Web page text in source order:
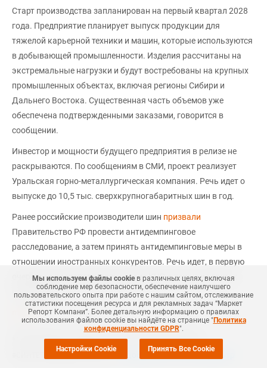
Старт производства запланирован на первый квартал 2028
года. Предприятие планирует выпуск продукции для
тяжелой карьерной техники и машин, которые используются
в добывающей промышленности. Изделия рассчитаны на
экстремальные нагрузки и будут востребованы на крупных
промышленных объектах, включая регионы Сибири и
Дальнего Востока. Существенная часть объемов уже
обеспечена подтвержденными заказами, говорится в
сообщении.
Инвестор и мощности будущего предприятия в релизе не
раскрываются. По сообщениям в СМИ, проект реализует
Уральская горно-металлургическая компания. Речь идет о
выпуске до 10,5 тыс. сверхкрупногабаритных шин в год.
Ранее российские производители шин призвали
Правительство РФ провести антидемпинговое
расследование, а затем принять антидемпинговые меры в
отношении иностранных конкурентов. Речь идет, в первую
очередь, о производителях шин из КНР, а также из других
стран Азии.
mrc.ru
НЕФТЕХИМИЯ #НОВОСТЬ #MRC #КАУЧУК #ШИНЫ
СИНТЕТИЧЕСКИЕ КАУЧУКИ +Добавить все теги в фильтр
Мы используем файлы cookieв различных целях, включая
соблюдение мер безопасности, обеспечение наилучшего
пользовательского опыта при работе с нашим сайтом, отслеживание
статистики посещения ресурса и для рекламных задач “Маркет
Репорт Компани”. Более детальную информацию о правилах
использования файлов cookie вы найдёте на странице "Политика
конфиденциальности GDPR".
Настройки Cookie Принять Все Cookie